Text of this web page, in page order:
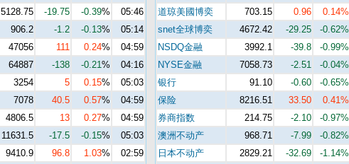
5128.75 -19.75 -0.39%
05:46
906.2 -1.2 -0.13%
05:14
47056 111 0.24%
04:59
64887 -138 -0.21%
04:16
3254 5 0.15%
05:03
7078 40.5 0.57%
04:59
4806.5 13 0.27%
04:59
11631.5 -17.5 -0.15%
05:03
9410.9 96.8 1.03%
02:59
道琼美國博奕
703.15 0.96 0.14%
snet全球博奕
4672.42 -29.25 -0.62%
NSDQ金融
3992.1 -39.8 -0.99%
NYSE金融
7058.73 -2.51 -0.04%
银行
91.10 -0.60 -0.65%
保险
8216.51 33.50 0.41%
券商指数
214.75 -2.10 -0.97%
澳洲不动产
968.71 -7.99 -0.82%
日本不动产
2829.21 -32.69 -1.14%